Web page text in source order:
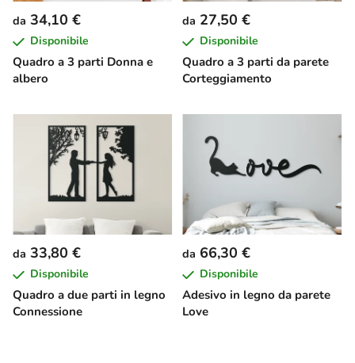
Quadro a 3 parti Donna e
albero
da 34,10 €
Disponibile
Quadro a 3 parti da parete
Corteggiamento
da 27,50 €
Disponibile
Quadro a due parti in legno
Connessione
da 33,80 €
Disponibile
Adesivo in legno da parete
Love
da 66,30 €
Disponibile